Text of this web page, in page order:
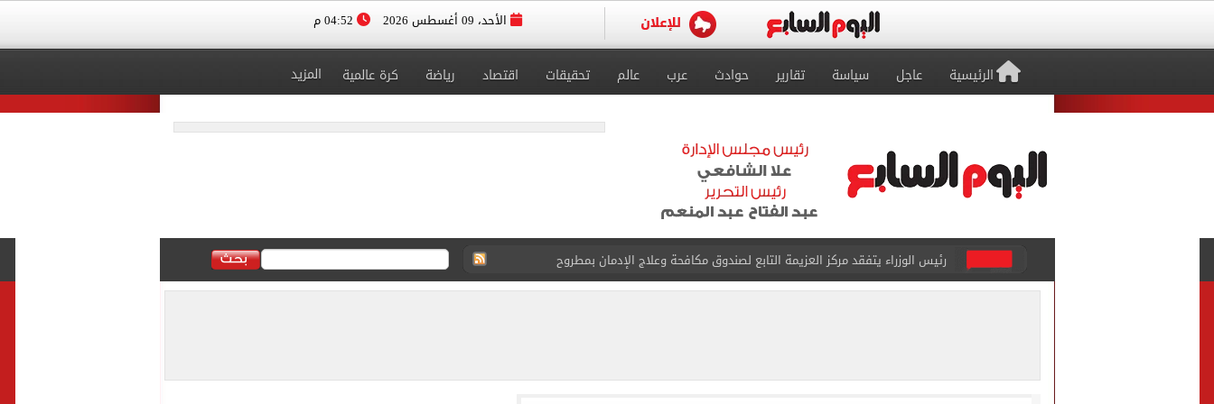
الأحد، 09 أغسطس 2026
الرئيسية عاجل سياسة تقارير حوادث عرب عالم تحقيقات اقتصاد رياضة كرة عالمية المزيد
عمر مرموش يقود مان سيتي لاكتساح أتلتيكو مدريد بثلاثية وديًا.. فيديو
شبكة بريطانية عن محمد صلاح: «من أفضل لاعبي أفريقيا عبر التاريخ»
عراقجى: لا نجرى محادثات مع واشنطن حالياً